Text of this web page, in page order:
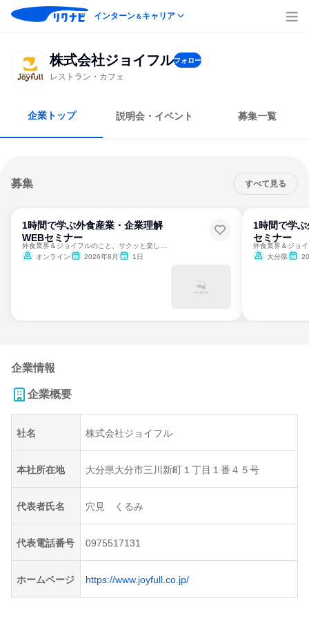
インターン＆キャリア
株式会社ジョイフルフォロー
レストラン・カフェ
企業トップ 説明会・イベント 募集一覧
募集 すべて見る
1時間で学ぶ外食産業・企業理解
WEBセミナー
オンライン
2026年8月 1日
1時間で学
セミナー
大分県
企業情報
企業概要
社名 株式会社ジョイフル
本社所在地 大分県大分市三川新町１丁目１番４５号
代表者氏名 穴見 くるみ
代表電話番号 0975517131
ホームページ https://www.joyfull.co.jp/